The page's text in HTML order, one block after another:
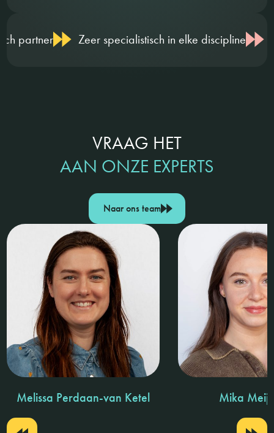
Zeer specialistisch in elke discipline Meetbaar
VRAAG HET
AAN ONZE EXPERTS
Naar ons team
Melissa Perdaan-van Ketel Mika